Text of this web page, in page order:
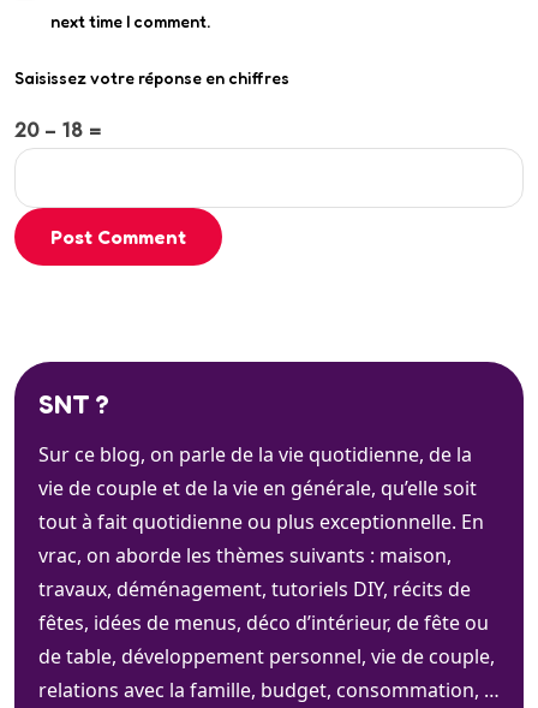
next time I comment.
Saisissez votre réponse en chiffres
20 − 18 =
Post Comment
SNT ?
Sur ce blog, on parle de la vie quotidienne, de la
vie de couple et de la vie en générale, qu’elle soit
tout à fait quotidienne ou plus exceptionnelle. En
vrac, on aborde les thèmes suivants : maison,
travaux, déménagement, tutoriels DIY, récits de
fêtes, idées de menus, déco d’intérieur, de fête ou
de table, développement personnel, vie de couple,
relations avec la famille, budget, consommation, …